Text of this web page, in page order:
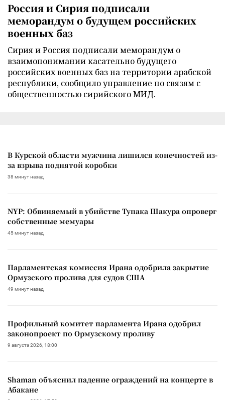
Россия и Сирия подписали
меморандум о будущем российских
военных баз
Сирия и Россия подписали меморандум о
взаимопонимании касательно будущего
российских военных баз на территории арабской
республики, сообщило управление по связям с
общественностью сирийского МИД.
В Курской области мужчина лишился конечностей из-
за взрыва поднятой коробки
38 минут назад
NYP: Обвиняемый в убийстве Тупака Шакура опроверг
собственные мемуары
45 минут назад
Парламентская комиссия Ирана одобрила закрытие
Ормузского пролива для судов США
49 минут назад
Профильный комитет парламента Ирана одобрил
законопроект по Ормузскому проливу
9 августа 2026, 18:00
Shaman объяснил падение ограждений на концерте в
Абакане